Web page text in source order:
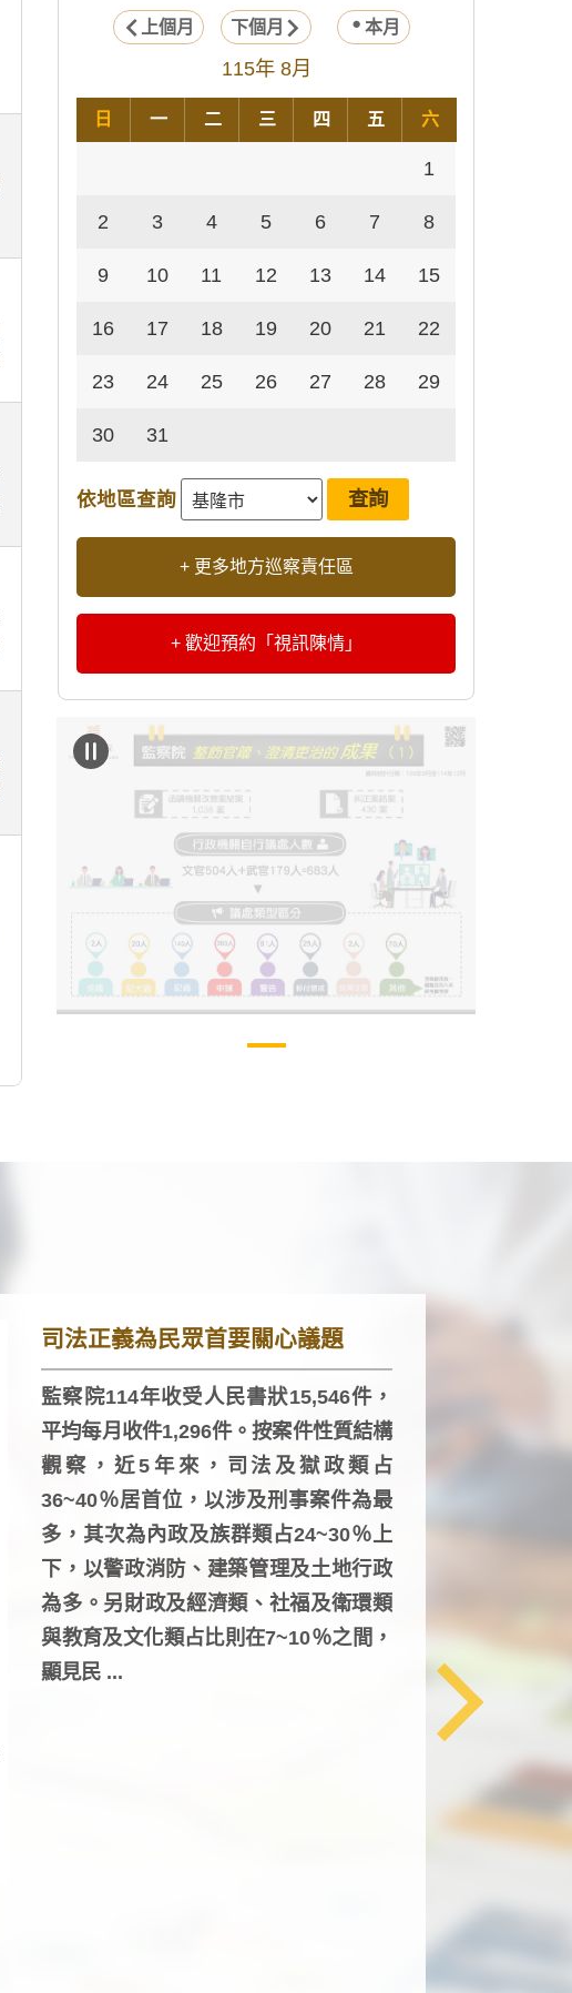
上個月 下個月 本月
115年 8月
日 一 二 三 四 五 六
1
2 3 4 5 6 7 8
9 10 11 12 13 14 15
16 17 18 19 20 21 22
23 24 25 26 27 28 29
30 31
依地區查詢
+ 更多地方巡察責任區
+ 歡迎預約「視訊陳情」
司法正義為民眾首要關心議題
監察院114年收受人民書狀15,546件，
平均每月收件1,296件。按案件性質結構
觀察，近5年來，司法及獄政類占
36~40％居首位，以涉及刑事案件為最
多，其次為內政及族群類占24~30％上
下，以警政消防、建築管理及土地行政
為多。另財政及經濟類、社福及衛環類
與教育及文化類占比則在7~10％之間，
顯見民 ...